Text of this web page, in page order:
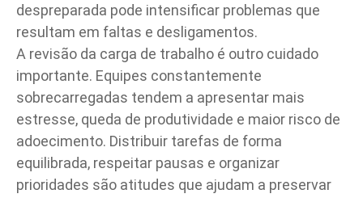
despreparada pode intensificar problemas que
resultam em faltas e desligamentos.
A revisão da carga de trabalho é outro cuidado
importante. Equipes constantemente
sobrecarregadas tendem a apresentar mais
estresse, queda de produtividade e maior risco de
adoecimento. Distribuir tarefas de forma
equilibrada, respeitar pausas e organizar
prioridades são atitudes que ajudam a preservar